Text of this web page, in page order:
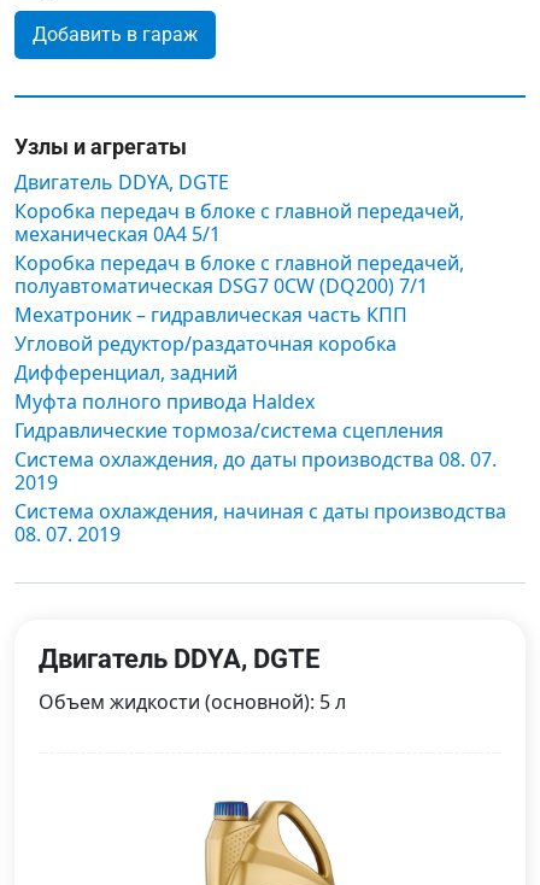
Добавить в гараж
Узлы и агрегаты
Двигатель DDYA, DGTE
Коробка передач в блоке с главной передачей,
механическая 0A4 5/1
Коробка передач в блоке с главной передачей,
полуавтоматическая DSG7 0CW (DQ200) 7/1
Мехатроник – гидравлическая часть КПП
Угловой редуктор/раздаточная коробка
Дифференциал, задний
Муфта полного привода Haldex
Гидравлические тормоза/система сцепления
Система охлаждения, до даты производства 08. 07.
2019
Система охлаждения, начиная с даты производства
08. 07. 2019
Двигатель DDYA, DGTE
Объем жидкости (основной): 5 л